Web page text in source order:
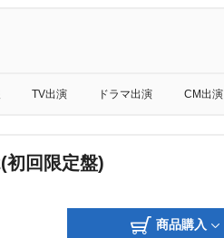
TV出演 ドラマ出演 CM出演
回限定盤)
商品購入